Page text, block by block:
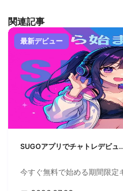
関連記事
最新デビュー
SUGOアプリでチャトレデビュ
今すぐ無料で始める期間限定